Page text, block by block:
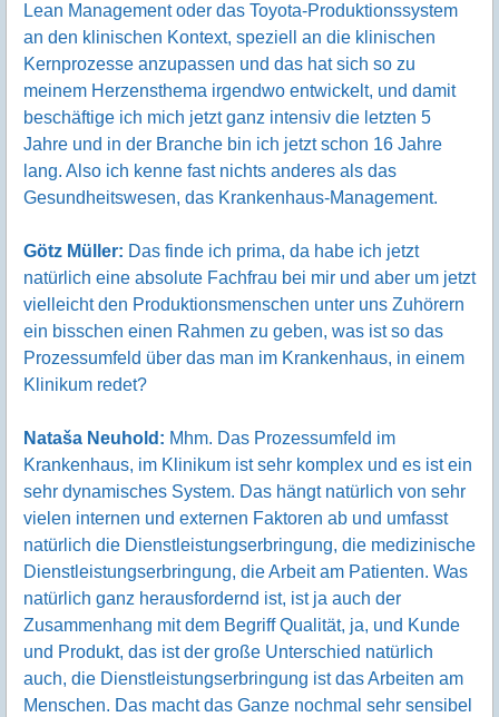
Lean Management oder das Toyota-Produktionssystem
an den klinischen Kontext, speziell an die klinischen
Kernprozesse anzupassen und das hat sich so zu
meinem Herzensthema irgendwo entwickelt, und damit
beschäftige ich mich jetzt ganz intensiv die letzten 5
Jahre und in der Branche bin ich jetzt schon 16 Jahre
lang. Also ich kenne fast nichts anderes als das
Gesundheitswesen, das Krankenhaus-Management.
Götz Müller: Das finde ich prima, da habe ich jetzt
natürlich eine absolute Fachfrau bei mir und aber um jetzt
vielleicht den Produktionsmenschen unter uns Zuhörern
ein bisschen einen Rahmen zu geben, was ist so das
Prozessumfeld über das man im Krankenhaus, in einem
Klinikum redet?
Nataša Neuhold: Mhm. Das Prozessumfeld im
Krankenhaus, im Klinikum ist sehr komplex und es ist ein
sehr dynamisches System. Das hängt natürlich von sehr
vielen internen und externen Faktoren ab und umfasst
natürlich die Dienstleistungserbringung, die medizinische
Dienstleistungserbringung, die Arbeit am Patienten. Was
natürlich ganz herausfordernd ist, ist ja auch der
Zusammenhang mit dem Begriff Qualität, ja, und Kunde
und Produkt, das ist der große Unterschied natürlich
auch, die Dienstleistungserbringung ist das Arbeiten am
Menschen. Das macht das Ganze nochmal sehr sensibel